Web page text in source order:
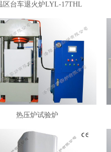
区台车退火炉LYL-17THL
热压炉试验炉